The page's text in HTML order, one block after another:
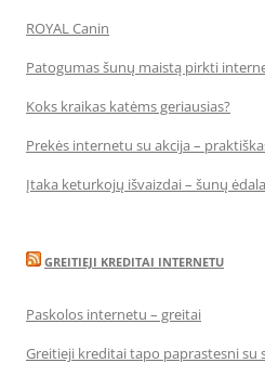
ROYAL Canin
Patogumas šunų maistą pirkti
Koks kraikas katėms geriausias?
Prekės internetu su akcija –
Įtaka keturkojų išvaizdai – šunų
GREITIEJI KREDITAI INTERNETU
Paskolos internetu – greitai
Greitieji kreditai tapo paprastesni su